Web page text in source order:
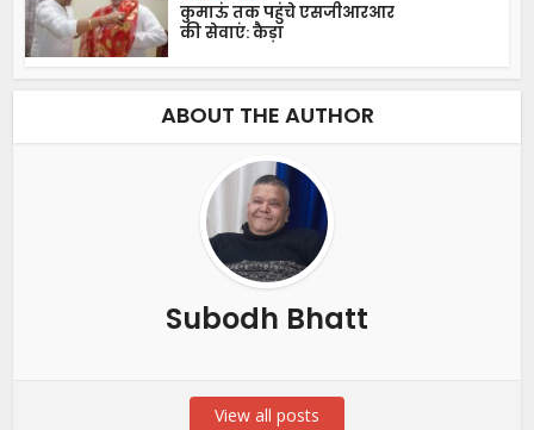
कुमाऊं तक पहुंचे एसजीआरआर
की सेवाएं: कैड़ा
ABOUT THE AUTHOR
Subodh Bhatt
View all posts